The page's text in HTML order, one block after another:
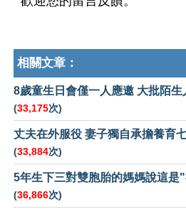
相關文章：
8歲童生日會僅一人應邀 大批陌生
(33,175次)
丈夫在外服役 妻子獨自承擔養育
(33,884次)
5年生下三對雙胞胎的媽媽說這是
(36,866次)